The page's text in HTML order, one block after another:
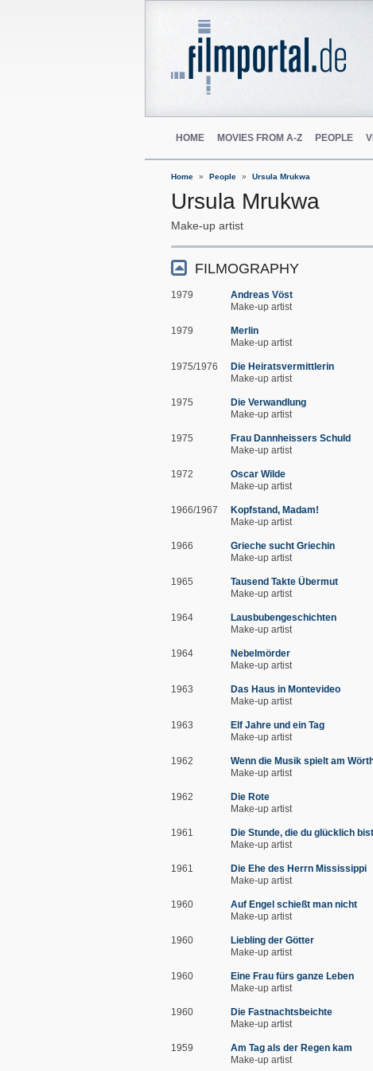
HOME MOVIES FROM A-Z PEOPLE
Home People Ursula Mrukwa
Ursula Mrukwa
Make-up artist
FILMOGRAPHY
1979
Andreas Vöst
Make-up artist
1979
Merlin
Make-up artist
1975/1976
Die Heiratsvermittlerin
Make-up artist
1975
Die Verwandlung
Make-up artist
1975
Frau Dannheissers Schuld
Make-up artist
1972
Oscar Wilde
Make-up artist
1966/1967
Kopfstand, Madam!
Make-up artist
1966
Grieche sucht Griechin
Make-up artist
1965
Tausend Takte Übermut
Make-up artist
1964
Lausbubengeschichten
Make-up artist
1964
Nebelmörder
Make-up artist
1963
Das Haus in Montevideo
Make-up artist
1963
Elf Jahre und ein Tag
Make-up artist
1962
Wenn die Musik spielt am
Make-up artist
1962
Die Rote
Make-up artist
1961
Die Stunde, die du glücklich bist
Make-up artist
1961
Die Ehe des Herrn Mississippi
Make-up artist
1960
Auf Engel schießt man nicht
Make-up artist
1960
Liebling der Götter
Make-up artist
1960
Eine Frau fürs ganze Leben
Make-up artist
1960
Die Fastnachtsbeichte
Make-up artist
1959
Am Tag als der Regen kam
Make-up artist